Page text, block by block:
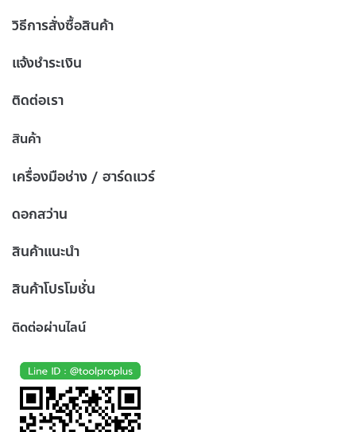
วิธีการสั่งซื้อสินค้า
แจ้งชำระเงิน
ติดต่อเรา
สินค้า
เครื่องมือช่าง / ฮาร์ดแวร์
ดอกสว่าน
สินค้าแนะนำ
สินค้าโปรโมชั่น
ติดต่อผ่านไลน์